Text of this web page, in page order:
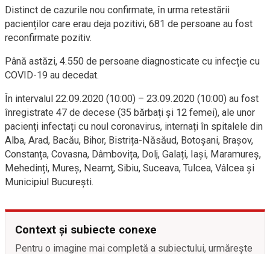
Distinct de cazurile nou confirmate, în urma retestării
pacienților care erau deja pozitivi, 681 de persoane au fost
reconfirmate pozitiv.
Până astăzi, 4.550 de persoane diagnosticate cu infecție cu
COVID-19 au decedat.
În intervalul 22.09.2020 (10:00) – 23.09.2020 (10:00) au fost
înregistrate 47 de decese (35 bărbați și 12 femei), ale unor
pacienți infectați cu noul coronavirus, internați în spitalele din
Alba, Arad, Bacău, Bihor, Bistrița-Năsăud, Botoșani, Brașov,
Constanța, Covasna, Dâmbovița, Dolj, Galați, Iași, Maramureș,
Mehedinți, Mureș, Neamț, Sibiu, Suceava, Tulcea, Vâlcea și
Municipiul București.
Context și subiecte conexe
Pentru o imagine mai completă a subiectului, urmărește